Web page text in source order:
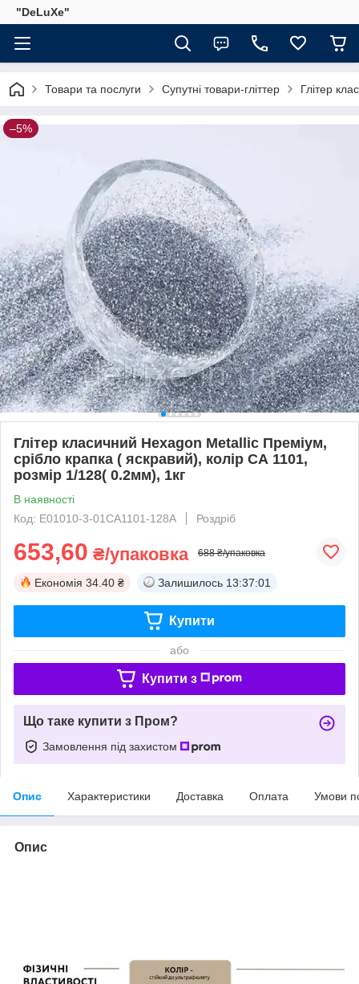
"DeLuХe"
Товари та послуги Супутні товари-гліттер Глітер
–5%
Глітер класичний Hexagon Metallic Преміум,
срібло крапка ( яскравий), колір СА 1101,
розмір 1/128( 0.2мм), 1кг
В наявності
Код: Е01010-3-01СА1101-128А
Роздріб
653,60 ₴/упаковка 688 ₴/упаковка
Економія 34.40 ₴ Залишилось 13:37:00
Купити
або
Купити з
Що таке купити з Пром?
Замовлення під захистом
Опис Характеристики Доставка Оплата Умови
Опис